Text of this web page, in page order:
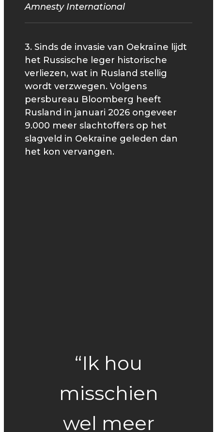
Amnesty International
3. Sinds de invasie van Oekraïne lijdt
het Russische leger historische
verliezen, wat in Rusland stellig
wordt verzwegen. Volgens
persbureau Bloomberg heeft
Rusland in januari 2026 ongeveer
9.000 meer slachtoffers op het
slagveld in Oekraïne geleden dan
het kon vervangen.
“Ik hou
misschien
wel meer